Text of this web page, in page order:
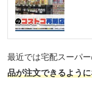
最近では宅配スーパー
品が注文できるよう